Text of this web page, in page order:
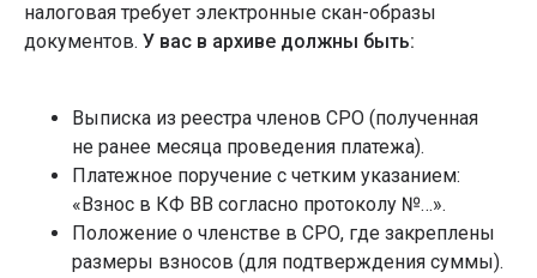
налоговая требует электронные скан-образы
документов. У вас в архиве должны быть:
Выписка из реестра членов СРО (полученная
не ранее месяца проведения платежа).
Платежное поручение с четким указанием:
«Взнос в КФ ВВ согласно протоколу №…».
Положение о членстве в СРО, где закреплены
размеры взносов (для подтверждения суммы).